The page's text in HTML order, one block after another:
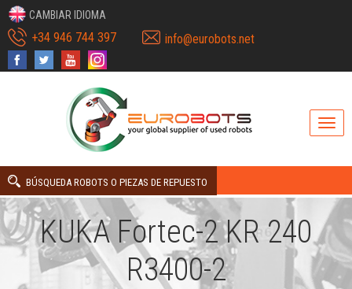
CAMBIAR IDIOMA
+34 946 744 397 info@eurobots.net
BÚSQUEDA ROBOTS O PIEZAS DE REPUESTO
KUKA Fortec-2 KR 240
R3400-2